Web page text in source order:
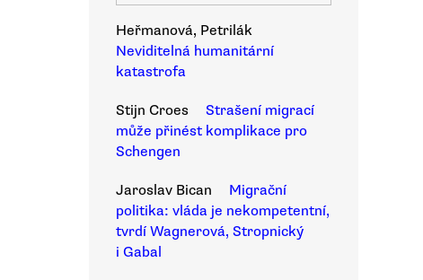
Heřmanová, Petrilák
Neviditelná humanitární
katastrofa
Stijn Croes
Strašení migrací
může přinést komplikace pro
Schengen
Jaroslav Bican
Migrační
politika: vláda je nekompetentní,
tvrdí Wagnerová, Stropnický
i Gabal